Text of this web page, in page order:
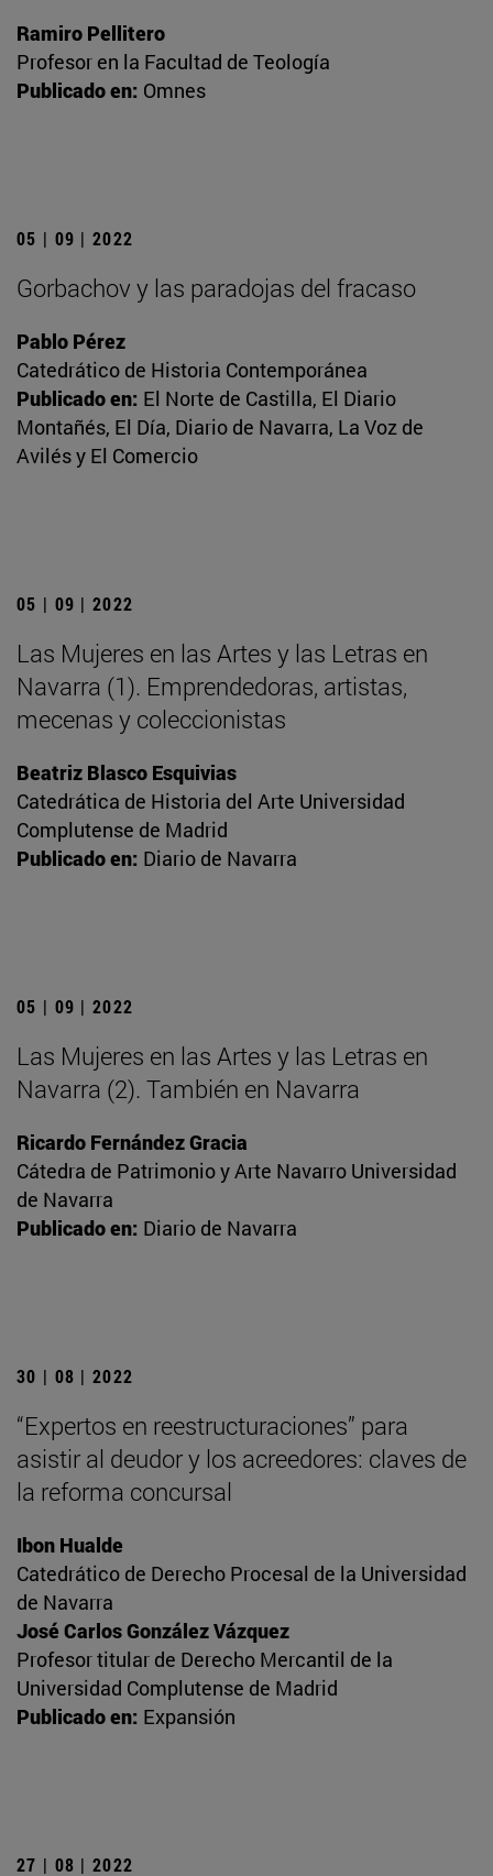
Ramiro Pellitero
Profesor en la Facultad de Teología
Publicado en: Omnes
05 | 09 | 2022
Gorbachov y las paradojas del fracaso
Pablo Pérez
Catedrático de Historia Contemporánea
Publicado en: El Norte de Castilla, El Diario
Montañés, El Día, Diario de Navarra, La Voz de
Avilés y El Comercio
05 | 09 | 2022
Las Mujeres en las Artes y las Letras en
Navarra (1). Emprendedoras, artistas,
mecenas y coleccionistas
Beatriz Blasco Esquivias
Catedrática de Historia del Arte Universidad
Complutense de Madrid
Publicado en: Diario de Navarra
05 | 09 | 2022
Las Mujeres en las Artes y las Letras en
Navarra (2). También en Navarra
Ricardo Fernández Gracia
Cátedra de Patrimonio y Arte Navarro Universidad
de Navarra
Publicado en: Diario de Navarra
30 | 08 | 2022
“Expertos en reestructuraciones” para
asistir al deudor y los acreedores: claves de
la reforma concursal
Ibon Hualde
Catedrático de Derecho Procesal de la Universidad
de Navarra
José Carlos González Vázquez
Profesor titular de Derecho Mercantil de la
Universidad Complutense de Madrid
Publicado en: Expansión
27 | 08 | 2022